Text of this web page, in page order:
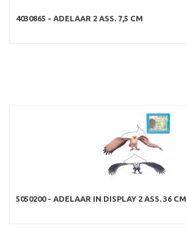
4030865 - ADELAAR 2 ASS. 7,5 CM
5050200 - ADELAAR IN DISPLAY 2 ASS. 36 CM